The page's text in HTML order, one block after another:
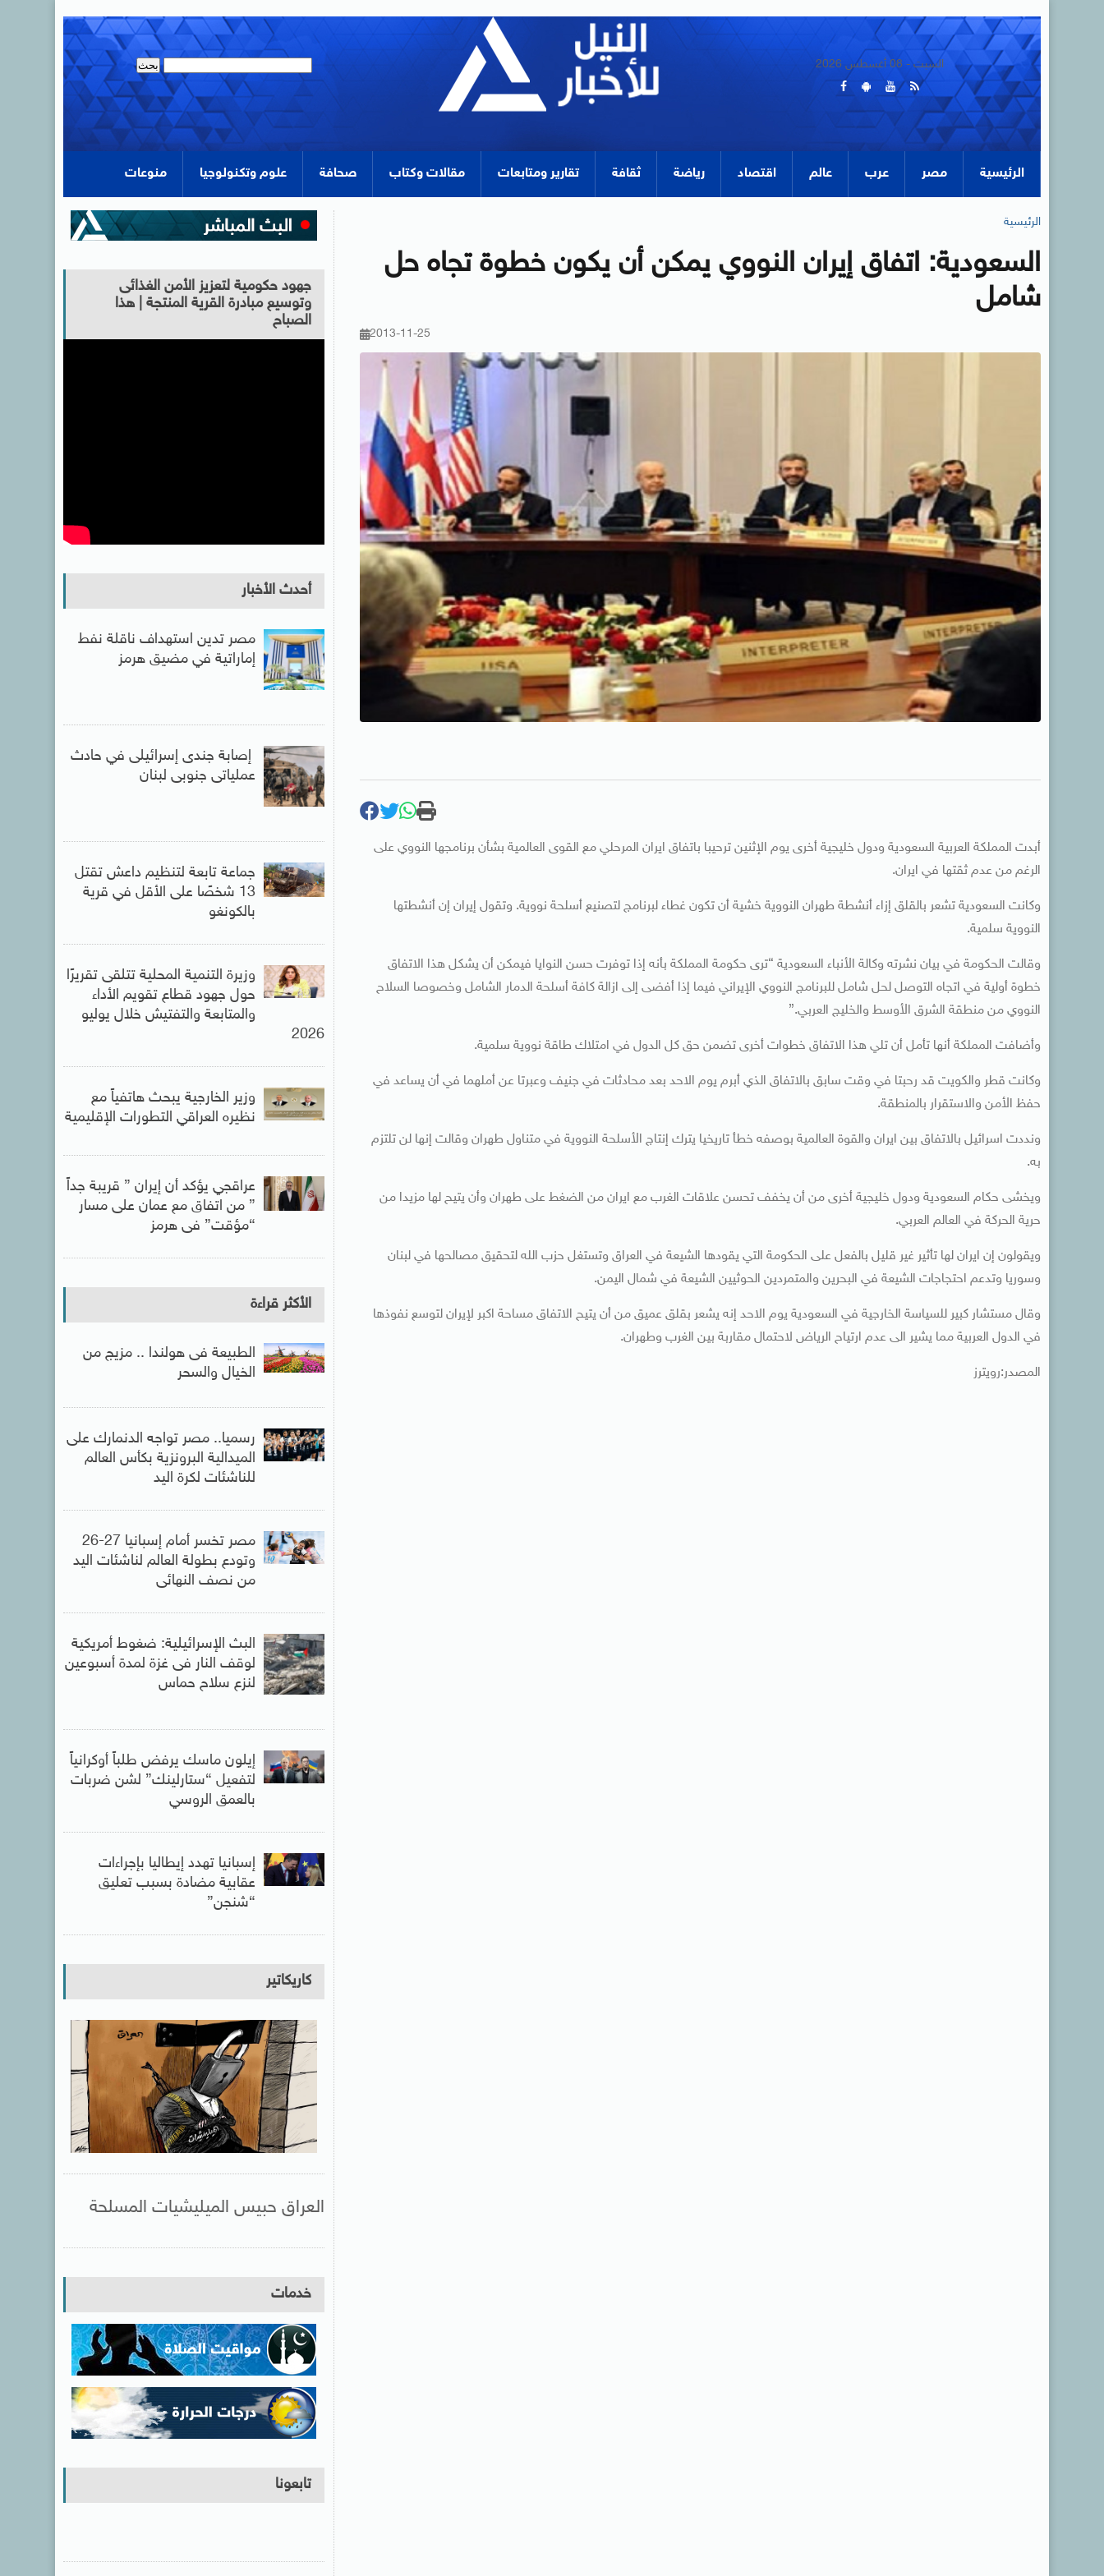
السبت - 08 أغسطس 2026
الرئيسية مصر عرب عالم اقتصاد رياضة ثقافة تقارير ومتابعات مقالات وكتاب صحافة علوم وتكنولوجيا منوعات
الرئيسية
السعودية: اتفاق إيران النووي يمكن أن يكون خطوة تجاه حل
شامل
2013-11-25
أبدت المملكة العربية السعودية ودول خليجية أخرى يوم الإثنين ترحيبا باتفاق ايران المرحلي مع القوى العالمية بشأن برنامجها النووي على
الرغم من عدم ثقتها في ايران.
وكانت السعودية تشعر بالقلق إزاء أنشطة طهران النووية خشية أن تكون غطاء لبرنامج لتصنيع أسلحة نووية. وتقول إيران إن أنشطتها
النووية سلمية.
وقالت الحكومة في بيان نشرته وكالة الأنباء السعودية “ترى حكومة المملكة بأنه إذا توفرت حسن النوايا فيمكن أن يشكل هذا الاتفاق
خطوة أولية في اتجاه التوصل لحل شامل للبرنامج النووي الإيراني فيما إذا أفضى إلى ازالة كافة أسلحة الدمار الشامل وخصوصا السلاح
النووي من منطقة الشرق الأوسط والخليج العربي.”
وأضافت المملكة أنها تأمل أن تلي هذا الاتفاق خطوات أخرى تضمن حق كل الدول في امتلاك طاقة نووية سلمية.
وكانت قطر والكويت قد رحبتا في وقت سابق بالاتفاق الذي أبرم يوم الاحد بعد محادثات في جنيف وعبرتا عن أملهما في أن يساعد في
حفظ الأمن والاستقرار بالمنطقة.
ونددت اسرائيل بالاتفاق بين ايران والقوة العالمية بوصفه خطأ تاريخيا يترك إنتاج الأسلحة النووية في متناول طهران وقالت إنها لن تلتزم
به.
ويخشى حكام السعودية ودول خليجية أخرى من أن يخفف تحسن علاقات الغرب مع ايران من الضغط على طهران وأن يتيح لها مزيدا من
حرية الحركة في العالم العربي.
ويقولون إن ايران لها تأثير غير قليل بالفعل على الحكومة التي يقودها الشيعة في العراق وتستغل حزب الله لتحقيق مصالحها في لبنان
وسوريا وتدعم احتجاجات الشيعة في البحرين والمتمردين الحوثيين الشيعة في شمال اليمن.
وقال مستشار كبير للسياسة الخارجية في السعودية يوم الاحد إنه يشعر بقلق عميق من أن يتيح الاتفاق مساحة اكبر لإيران لتوسع نفوذها
في الدول العربية مما يشير الى عدم ارتياح الرياض لاحتمال مقاربة بين الغرب وطهران.
المصدر:رويترز
جهود حكومية لتعزيز الأمن الغذائى
وتوسيع مبادرة القرية المنتجة | هذا
الصباح
أحدث الأخبار
مصر تدين استهداف ناقلة نفط
إماراتية في مضيق هرمز
إصابة جندى إسرائيلى في حادث
عملياتى جنوبى لبنان
جماعة تابعة لتنظيم داعش تقتل
13 شخصًا على الأقل في قرية
بالكونغو
وزيرة التنمية المحلية تتلقى تقريرًا
حول جهود قطاع تقويم الأداء
والمتابعة والتفتيش خلال يوليو
2026
وزير الخارجية يبحث هاتفياً مع
نظيره العراقي التطورات الإقليمية
عراقجي يؤكد أن إيران ” قريبة جداً
” من اتفاق مع عمان على مسار
“مؤقت” فى هرمز
الأكثر قراءة
الطبيعة فى هولندا .. مزيج من
الخيال والسحر
رسميا.. مصر تواجه الدنمارك على
الميدالية البرونزية بكأس العالم
للناشئات لكرة اليد
مصر تخسر أمام إسبانيا 27-26
وتودع بطولة العالم لناشئات اليد
من نصف النهائى
البث الإسرائيلية: ضغوط أمريكية
لوقف النار فى غزة لمدة أسبوعين
لنزع سلاح حماس
إيلون ماسك يرفض طلباً أوكرانياً
لتفعيل “ستارلينك” لشن ضربات
بالعمق الروسي
إسبانيا تهدد إيطاليا بإجراءات
عقابية مضادة بسبب تعليق
“شنجن”
كاريكاتير
العراق حبيس الميليشيات المسلحة
خدمات
تابعونا